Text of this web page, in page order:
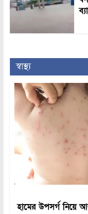
স্বাস্থ্য
হামের উপসর্গ নিয়ে